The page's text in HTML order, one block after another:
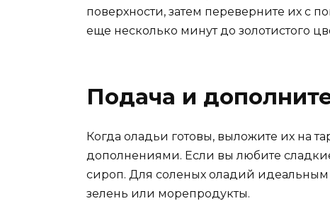
поверхности, затем переверните их с
еще несколько минут до золотистого
Подача и
Когда оладьи готовы, выложите их на
дополнениями. Если вы любите
сироп. Для соленых оладий идеальным
зелень или морепродукты.